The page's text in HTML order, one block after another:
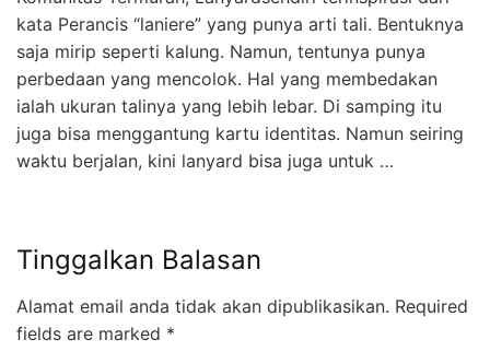
kata Perancis “laniere” yang punya arti tali. Bentuknya
saja mirip seperti kalung. Namun, tentunya punya
perbedaan yang mencolok. Hal yang membedakan
ialah ukuran talinya yang lebih lebar. Di samping itu
juga bisa menggantung kartu identitas. Namun seiring
waktu berjalan, kini lanyard bisa juga untuk …
Tinggalkan Balasan
Alamat email anda tidak akan dipublikasikan. Required
fields are marked *